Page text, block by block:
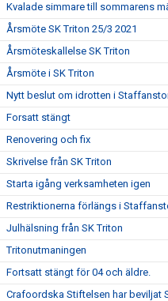
Kvalade simmare till sommarens
Årsmöte SK Triton 25/3 2021
Årsmöteskallelse SK Triton
Årsmöte i SK Triton
Nytt beslut om idrotten i
Forsatt stängt
Renovering och fix
Skrivelse från SK Triton
Starta igång verksamheten igen
Restriktionerna förlängs i
Julhälsning från SK Triton
Tritonutmaningen
Fortsatt stängt för 04 och äldre.
Crafoordska Stiftelsen har beviljat